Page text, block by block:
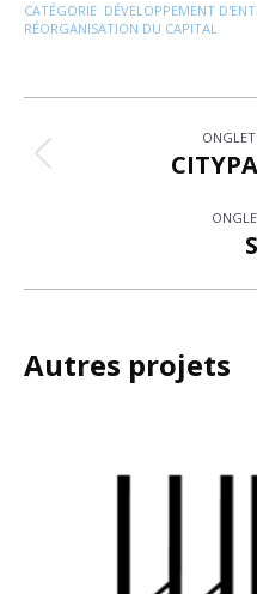
CATÉGORIE DÉVELOPPEMENT
RÉORGANISATION DU CAPITAL
de
commentaire
Autres projets